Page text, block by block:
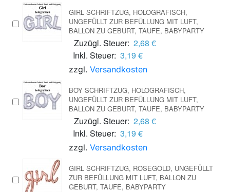
GIRL SCHRIFTZUG, HOLOGRAFISCH,
UNGEFÜLLT ZUR BEFÜLLUNG MIT LUFT,
BALLON ZU GEBURT, TAUFE, BABYPARTY
Zuzügl. Steuer: 2,68 €
Inkl. Steuer: 3,19 €
zzgl. Versandkosten
BOY SCHRIFTZUG, HOLOGRAFISCH,
UNGEFÜLLT ZUR BEFÜLLUNG MIT LUFT,
BALLON ZU GEBURT, TAUFE, BABYPARTY
Zuzügl. Steuer: 2,68 €
Inkl. Steuer: 3,19 €
zzgl. Versandkosten
GIRL SCHRIFTZUG, ROSEGOLD, UNGEFÜLLT
ZUR BEFÜLLUNG MIT LUFT, BALLON ZU
GEBURT, TAUFE, BABYPARTY